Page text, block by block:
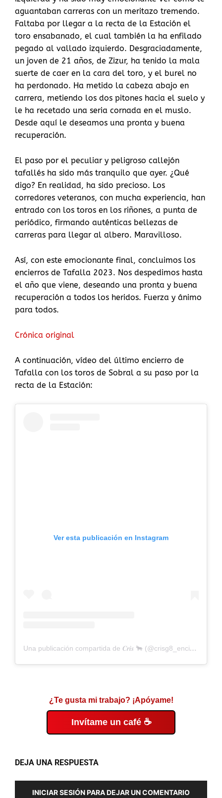
aguantaban carreras con un meritazo tremendo.
Faltaba por llegar a la recta de la Estación el
toro ensabanado, el cual también la ha enfilado
pegado al vallado izquierdo. Desgraciadamente,
un joven de 21 años, de Zizur, ha tenido la mala
suerte de caer en la cara del toro, y el burel no
ha perdonado. Ha metido la cabeza abajo en
carrera, metiendo los dos pitones hacia el suelo y
le ha recetado una seria cornada en el muslo.
Desde aquí le deseamos una pronta y buena
recuperación.
El paso por el peculiar y peligroso callejón
tafallés ha sido más tranquilo que ayer. ¿Qué
digo? En realidad, ha sido precioso. Los
corredores veteranos, con mucha experiencia, han
entrado con los toros en los riñones, a punta de
periódico, firmando auténticas bellezas de
carreras para llegar al albero. Maravilloso.
Así, con este emocionante final, concluimos los
encierros de Tafalla 2023. Nos despedimos hasta
el año que viene, deseando una pronta y buena
recuperación a todos los heridos. Fuerza y ánimo
para todos.
Crónica original
A continuación, vídeo del último encierro de
Tafalla con los toros de Sobral a su paso por la
recta de la Estación:
Ver esta publicación en Instagram
Una publicación compartida de 𝑪𝒓𝒊𝒔 🐂 (@crisg8_encierros)
¿Te gusta mi trabajo? ¡Apóyame!
Invítame un café ☕
DEJA UNA RESPUESTA
INICIAR SESIÓN PARA DEJAR UN COMENTARIO